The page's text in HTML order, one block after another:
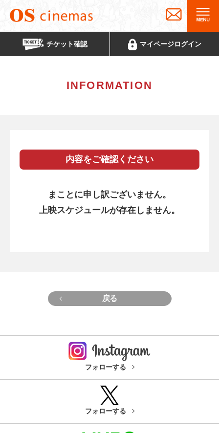
チケット確認 マイページログイン
INFORMATION
内容をご確認ください
まことに申し訳ございません。
上映スケジュールが存在しません。
戻る
フォローする
フォローする